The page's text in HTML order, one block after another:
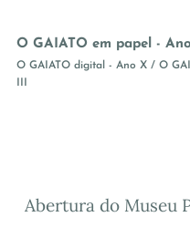
O GAIATO em papel -
O GAIATO digital - Ano X / O
Abertura do Museu